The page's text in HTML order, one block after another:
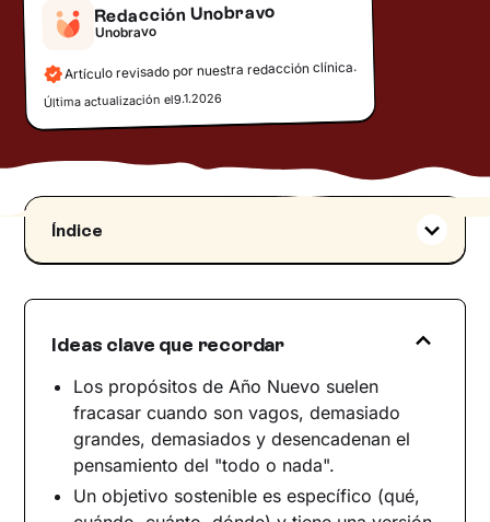
Redacción Unobravo
Unobravo
Artículo revisado por nuestra redacción clínica.
Última actualización el9.1.2026
Índice
Por qué nos pesan tanto los propósitos de Año
no del "quiero”
Una lista de propósitos de Año Nuevo que sea
realmente tuya
Establece prioridades en tu lista de
propósitos
Objetivos realistas: de las intenciones vagas a
los pasos concretos
Ideas clave que recordar
Los propósitos de Año Nuevo suelen
fracasar cuando son vagos, demasiado
grandes, demasiados y desencadenan el
pensamiento del "todo o nada".
Un objetivo sostenible es específico (qué,